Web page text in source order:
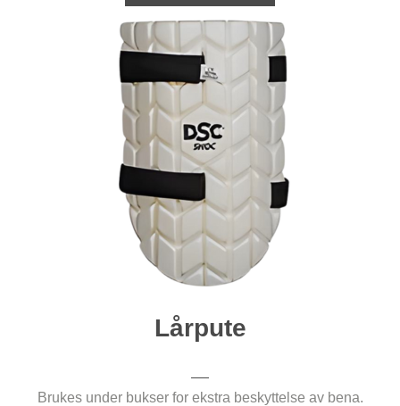
Lårpute
Brukes under bukser for ekstra beskyttelse av bena.